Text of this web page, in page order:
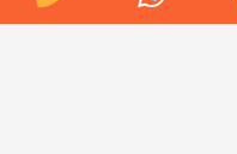
02188816012